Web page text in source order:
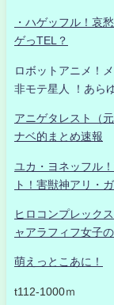
・ハゲッフル！哀
ゲっTEL？
ロボットアニメ！
非モテ星人 ！あら
アニゲタレスト（
ナベ的まとめ速報
ユカ・ヨネッフル
ト！害獣神アリ・
ヒロコンプレック
ャアラフィフ女子
萌えっとこあに！
t112-1000ｍ